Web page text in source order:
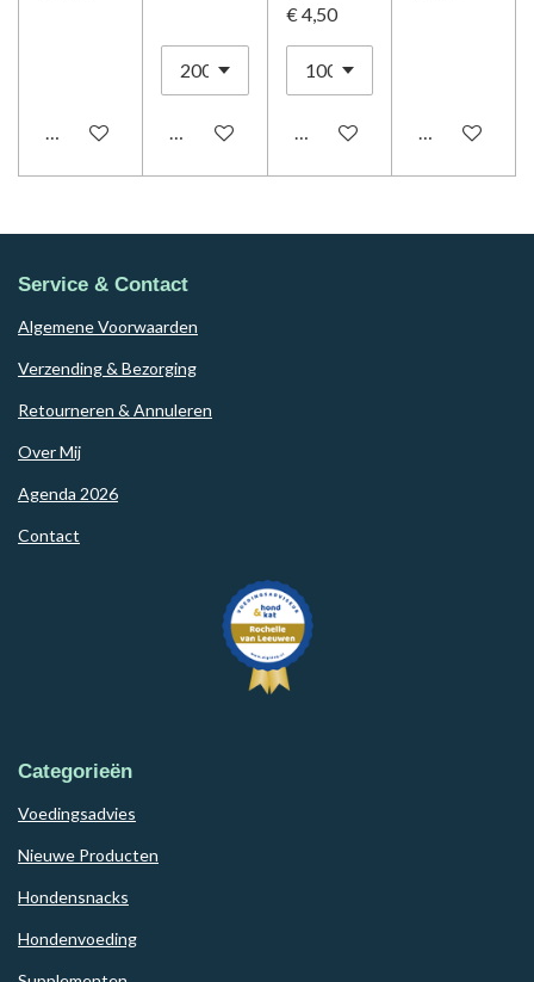
Houd mij op de hoogteHoud mij op de hoogte
€ 4,50
In winkelwagenIn
Service & Contact
Algemene Voorwaarden
Verzending & Bezorging
Retourneren & Annuleren
Over Mij
Agenda 2026
Contact
Categorieën
Voedingsadvies
Nieuwe Producten
Hondensnacks
Hondenvoeding